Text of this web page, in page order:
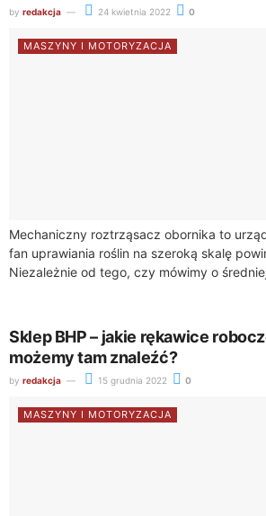
by redakcja 24 kwietnia 2022 0
MASZYNY I MOTORYZACJA
Mechaniczny roztrząsacz obornika to
fan uprawiania roślin na szeroką skalę
Niezależnie od tego, czy mówimy o
Sklep BHP – jakie rękawice
możemy tam znaleźć?
by redakcja 15 grudnia 2022 0
MASZYNY I MOTORYZACJA